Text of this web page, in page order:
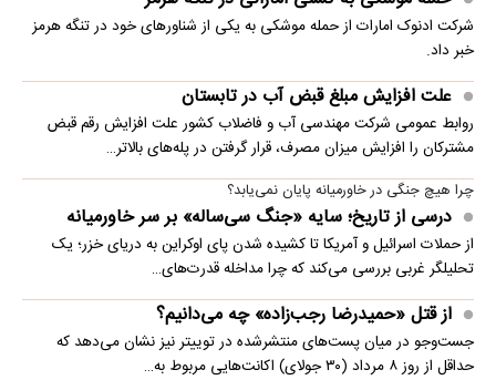
شرکت ادنوک امارات از حمله موشکی به یکی از شناورهای خود در تنگه هرمز
خبر داد.
علت افزایش مبلغ قبض آب در تابستان
روابط عمومی شرکت مهندسی آب و فاضلاب کشور علت افزایش رقم قبض
مشترکان را افزایش میزان مصرف، قرار گرفتن در پله‌های بالاتر…
چرا هیچ جنگی در خاورمیانه پایان نمی‌یابد؟
درسی از تاریخ؛ سایه «جنگ سی‌ساله» بر سر خاورمیانه
از حملات اسرائیل و آمریکا تا کشیده شدن پای اوکراین به دریای خزر؛ یک
تحلیلگر غربی بررسی می‌کند که چرا مداخله قدرت‌های…
از قتل «حمیدرضا رجب‌زاده» چه می‌دانیم؟
جست‌وجو در میان پست‌های منتشرشده در توییتر نیز نشان می‌دهد که
حداقل از روز ۸ مرداد (۳۰ جولای) اکانت‌هایی مربوط به…